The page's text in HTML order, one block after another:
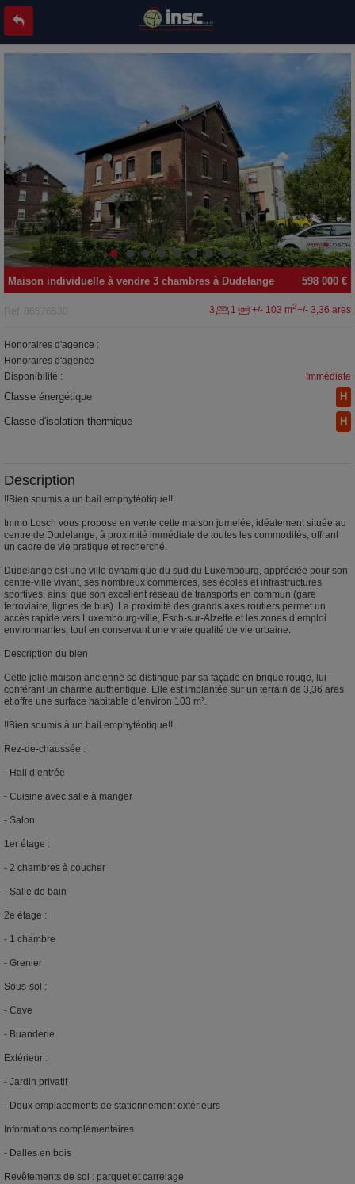
598 000 €
Maison individuelle à vendre 3 chambres à Dudelange
Ref. 86676530 3 1 +/- 103 m2+/- 3,36 ares
Honoraires d'agence :
Honoraires d'agence
Disponibilité :
Immédiate
Classe énergétique H
Classe d'isolation thermique H
Description
!!Bien soumis à un bail emphytéotique!!
Immo Losch vous propose en vente cette maison jumelée, idéalement située au
centre de Dudelange, à proximité immédiate de toutes les commodités, offrant
un cadre de vie pratique et recherché.
Dudelange est une ville dynamique du sud du Luxembourg, appréciée pour son
centre-ville vivant, ses nombreux commerces, ses écoles et infrastructures
sportives, ainsi que son excellent réseau de transports en commun (gare
ferroviaire, lignes de bus). La proximité des grands axes routiers permet un
accès rapide vers Luxembourg-ville, Esch-sur-Alzette et les zones d’emploi
environnantes, tout en conservant une vraie qualité de vie urbaine.
Description du bien
Cette jolie maison ancienne se distingue par sa façade en brique rouge, lui
conférant un charme authentique. Elle est implantée sur un terrain de 3,36 ares
et offre une surface habitable d’environ 103 m².
!!Bien soumis à un bail emphytéotique!!
Rez-de-chaussée :
- Hall d’entrée
- Cuisine avec salle à manger
- Salon
1er étage :
- 2 chambres à coucher
- Salle de bain
2e étage :
- 1 chambre
- Grenier
Sous-sol :
- Cave
- Buanderie
Extérieur :
- Jardin privatif
- Deux emplacements de stationnement extérieurs
Informations complémentaires
- Dalles en bois
Revêtements de sol : parquet et carrelage